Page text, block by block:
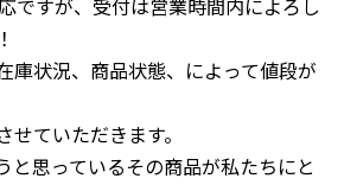
ですが、受付は営業時間内によろし
庫状況、商品状態、によって値段が
ていただきます。
と思っているその商品が私たちにと